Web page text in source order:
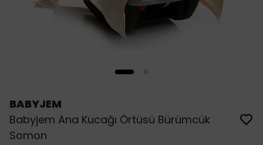
BABYJEM
Babyjem Ana Kucağı Örtüsü Bürümcük
Somon